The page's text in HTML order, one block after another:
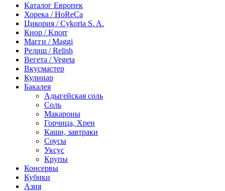
Каталог Европек
Хорека / HoReCa
Цикория / Cykoria S. A.
Кнор / Knorr
Магги / Maggi
Релиш / Relish
Вегета / Vegeta
Вкусмастер
Кулинар
Бакалея
Адыгейская соль
Соль
Макароны
Горчица, Хрен
Каши, завтраки
Соусы
Уксус
Крупы
Консервы
Кубики
Азия